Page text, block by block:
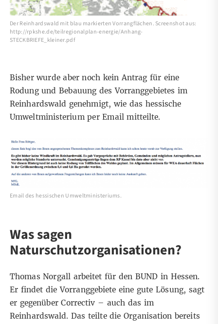
Der Reinhardswald mit blau markierten Vorrangflächen. Screenshot aus:
http://rpkshe.de/teilregionalplan-energie/Anhang-
STECKBRIEFE_kleiner.pdf
Bisher wurde aber noch kein Antrag für eine
Rodung und Bebauung des Vorranggebietes im
Reinhardswald genehmigt, wie das hessische
Umweltministerium per Email mitteilte.
Email des hessischen Umweltministeriums.
Was sagen
Naturschutzorganisationen?
Thomas Norgall arbeitet für den BUND in Hessen.
Er findet die Vorranggebiete eine gute Lösung, sagt
er gegenüber Correctiv – auch das im
Reinhardswald. Das teilte die Organisation bereits